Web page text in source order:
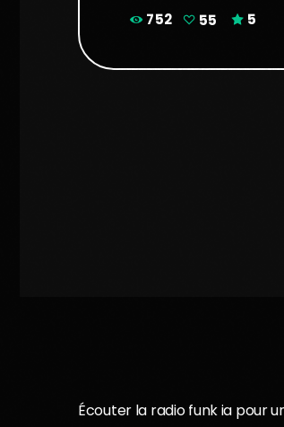
752 55 5
Écouter la radio funk ia pour